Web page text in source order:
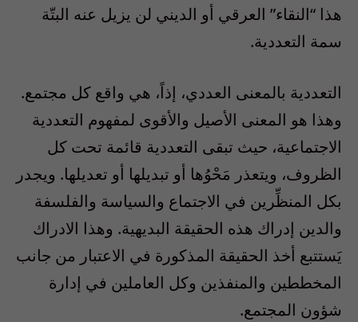
هذا “النقاء” العرقي أو الديني لن يزيل عنه البتّة
سمة التعددية.
التعددية بالمعنى العددي، إذاً، هي واقع كل مجتمع.
وهذا هو المعنى الأصيل والأقوى لمفهوم التعددية
الاجتماعية، حيث تبقى التعددية قائمة تحت كل
الظروف، ويتعذر مَحْوُها أو تبديلها أو تعديلها. ويجدر
بكل المنظِّرين في الاجتماع والسياسة والفلسفة
والدين إدراك هذه الحقيقة البديهية. وهذا الادراك
يَستتبع أخذ الحقيقة المذكورة في الاعتبار من جانب
المخططين والمنفذين وكل العاملين في إدارة
شؤون المجتمع.